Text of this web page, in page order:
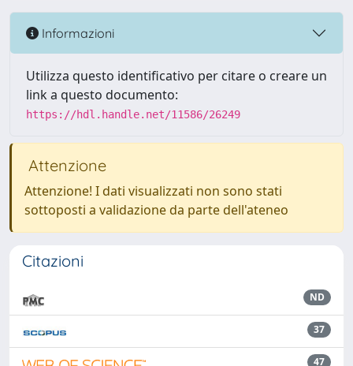
Informazioni
Utilizza questo identificativo per citare o creare un
link a questo documento:
https://hdl.handle.net/11586/26249
Attenzione
Attenzione! I dati visualizzati non sono stati
sottoposti a validazione da parte dell'ateneo
Citazioni
ND
37
47